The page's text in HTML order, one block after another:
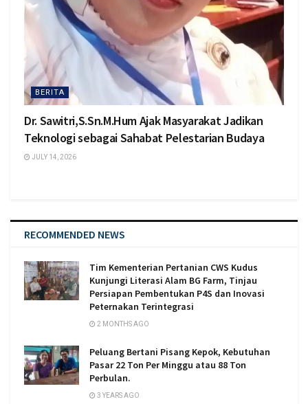
BERITA
Dr. Sawitri,S.Sn.M.Hum Ajak Masyarakat Jadikan
Teknologi sebagai Sahabat Pelestarian Budaya
JULY 14, 2026
RECOMMENDED NEWS
Tim Kementerian Pertanian CWS Kudus
Kunjungi Literasi Alam BG Farm, Tinjau
Persiapan Pembentukan P4S dan Inovasi
Peternakan Terintegrasi
2 MONTHS AGO
Peluang Bertani Pisang Kepok, Kebutuhan
Pasar 22 Ton Per Minggu atau 88 Ton
Perbulan.
3 YEARS AGO